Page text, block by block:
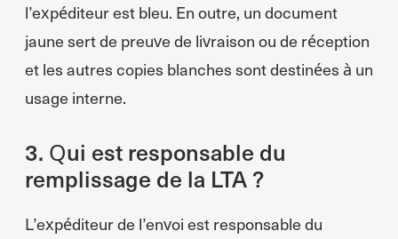
l’expéditeur est bleu. En outre, un document
jaune sert de preuve de livraison ou de réception
et les autres copies blanches sont destinées à un
usage interne.
3. Qui est responsable du
remplissage de la LTA ?
L’expéditeur de l’envoi est responsable du